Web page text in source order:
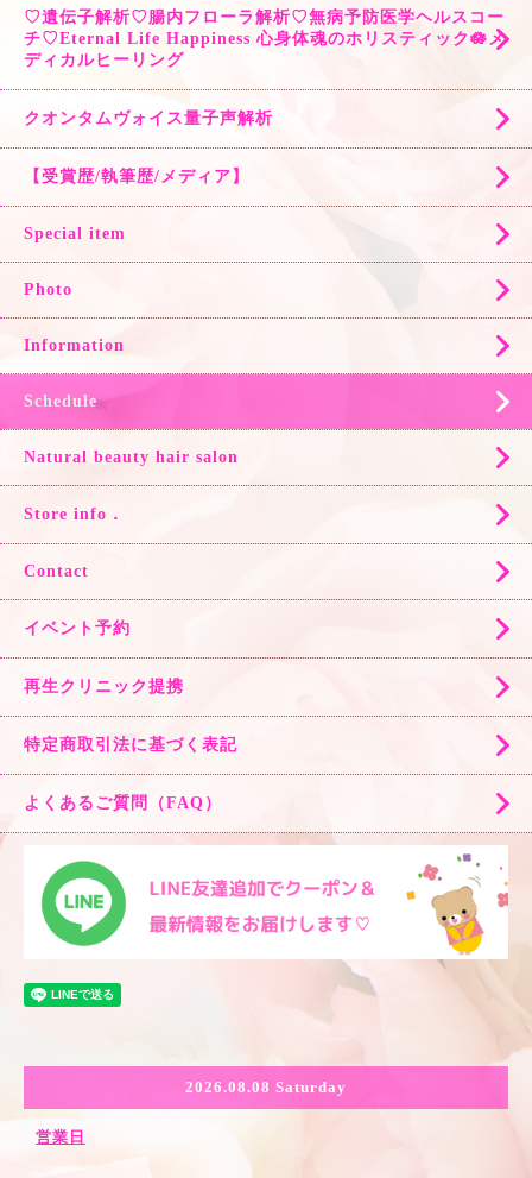
♡遺伝子解析♡腸内フローラ解析♡無病予防医学ヘルスコー
チ♡Eternal Life Happiness 心身体魂のホリスティック🪷メ
ディカルヒーリング
クオンタムヴォイス量子声解析
【受賞歴/執筆歴/メディア】
Special item
Photo
Information
Schedule
Natural beauty hair salon
Store info．
Contact
イベント予約
再生クリニック提携
特定商取引法に基づく表記
よくあるご質問（FAQ）
2026.08.08 Saturday
営業日